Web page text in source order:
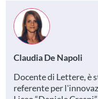
Claudia De Napoli
Docente di Lettere, è
referente per